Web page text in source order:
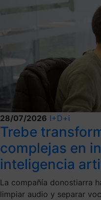
28/07/2026 I+D+i
Trebe
complejas en
inteligencia
La compañía donostiarra
limpiar audio y separar